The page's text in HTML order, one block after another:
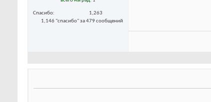
Спасибо
1,263
1,146 "спасибо" за 479 сообщений